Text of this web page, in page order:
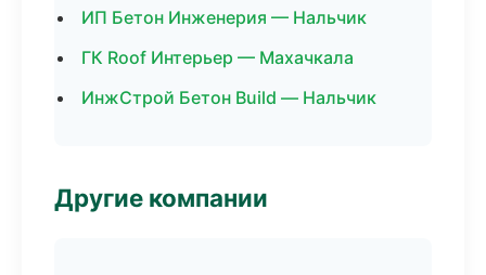
ИП Бетон Инженерия — Нальчик
ГК Roof Интерьер — Махачкала
ИнжСтрой Бетон Build — Нальчик
Другие компании